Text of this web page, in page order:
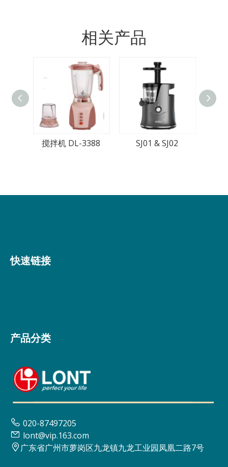
相关产品
搅拌机 DL-3388 SJ01 & SJ02
快速链接
产品分类
 020-87497205
 lont@vip.163.com
广东省广州市萝岗区九龙镇九龙工业园凤凰二路7号